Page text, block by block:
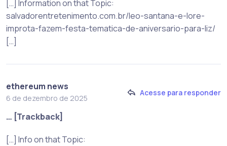
[…] Information on that Topic:
salvadorentretenimento.com.br/leo-santana-e-lore-
improta-fazem-festa-tematica-de-aniversario-para-liz/
[…]
ethereum news
6 de dezembro de 2025
Acesse para responder
… [Trackback]
[…] Info on that Topic: